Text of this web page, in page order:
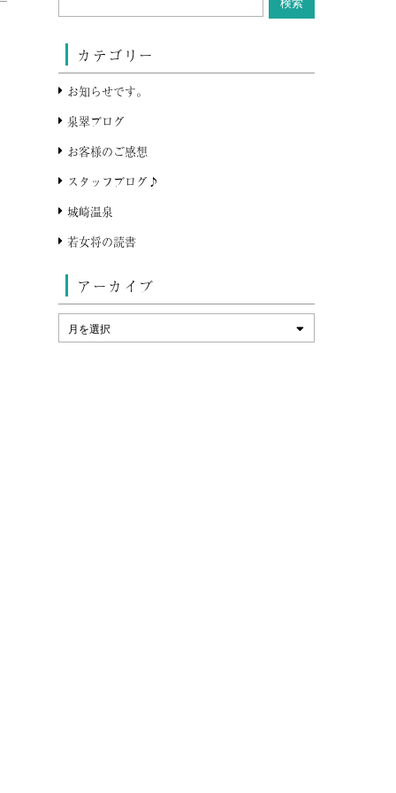
カテゴリー
お知らせです。
泉翠ブログ
お客様のご感想
スタッフブログ♪
城崎温泉
若女将の読書
アーカイブ